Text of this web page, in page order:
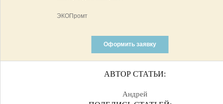
ЭКОПромт
Оформить заявку
АВТОР СТАТЬИ:
Андрей